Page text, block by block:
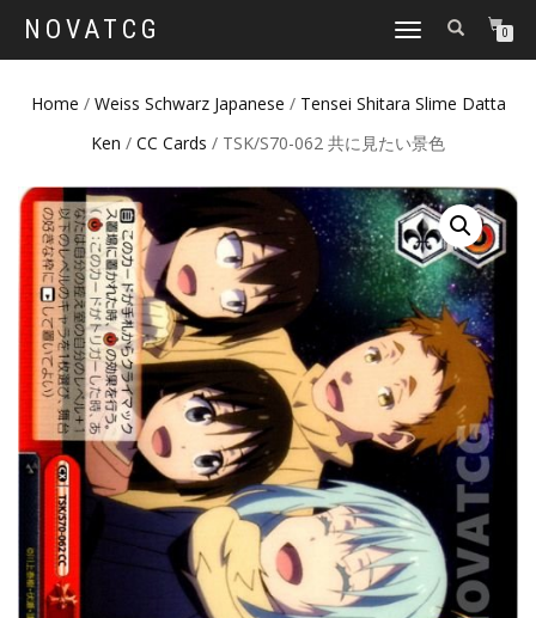
NOVATCG
TOGGLE
0
Home / Weiss Schwarz Japanese / Tensei Shitara Slime Datta
Ken / CC Cards / TSK/S70-062 共に見たい景色